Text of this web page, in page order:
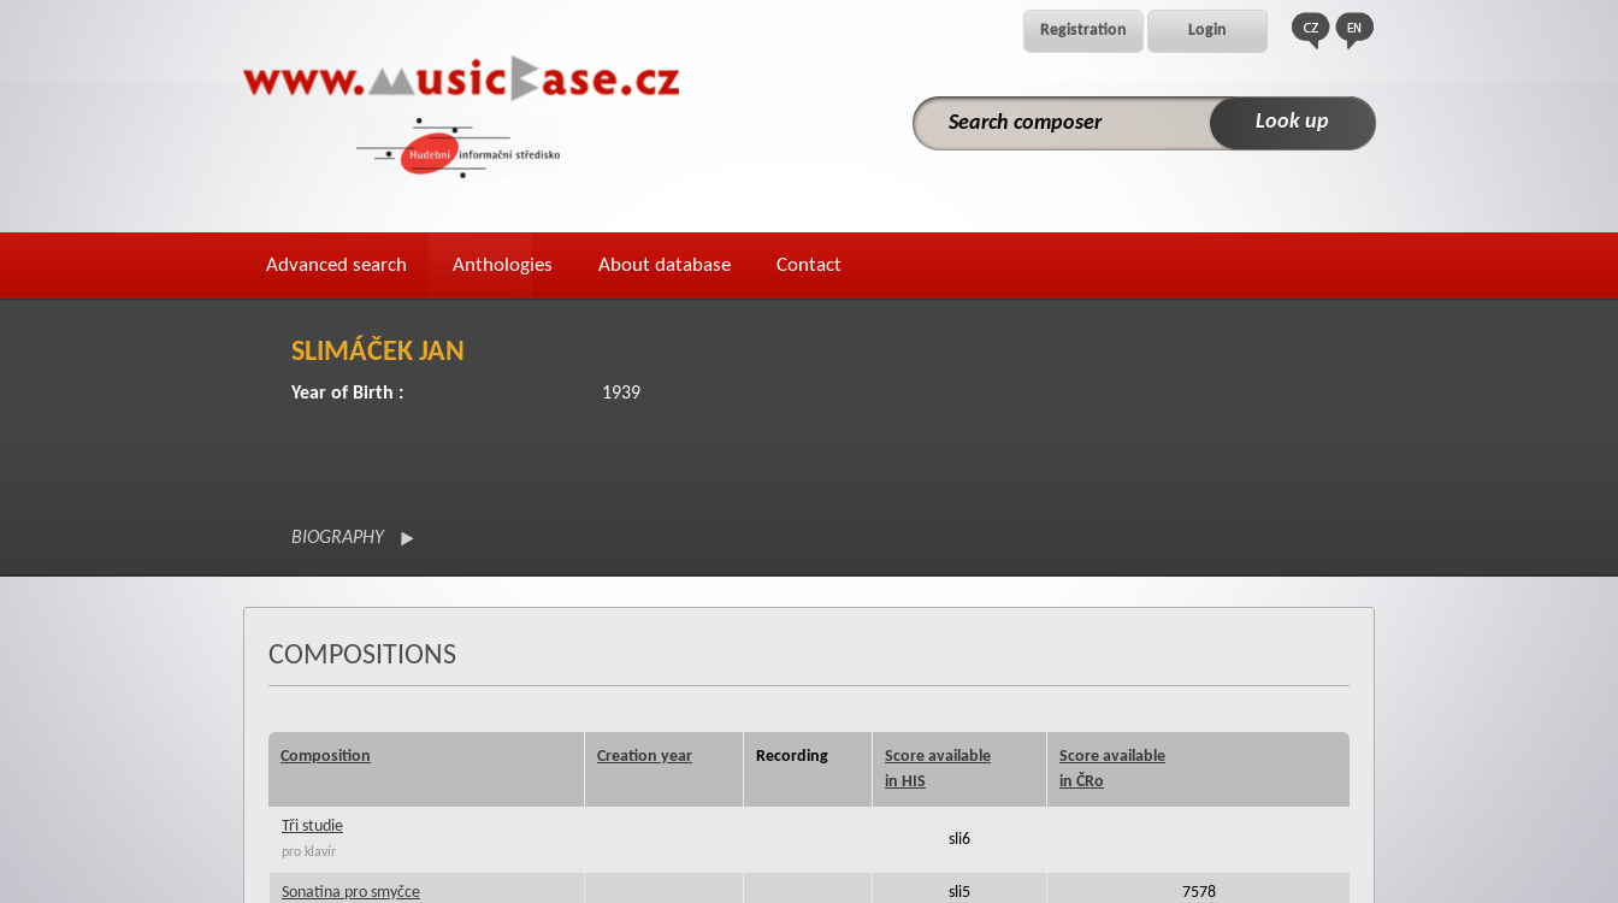
Registration Login
Advanced search Anthologies About database Contact
SLIMÁČEK JAN
Year of Birth : 1939
BIOGRAPHY
COMPOSITIONS
Composition Creation year Recording
Score available
in HIS
Score available
in ČRo
Tři studie
pro klavír
sli6
Sonatina pro smyčce sli5 7578